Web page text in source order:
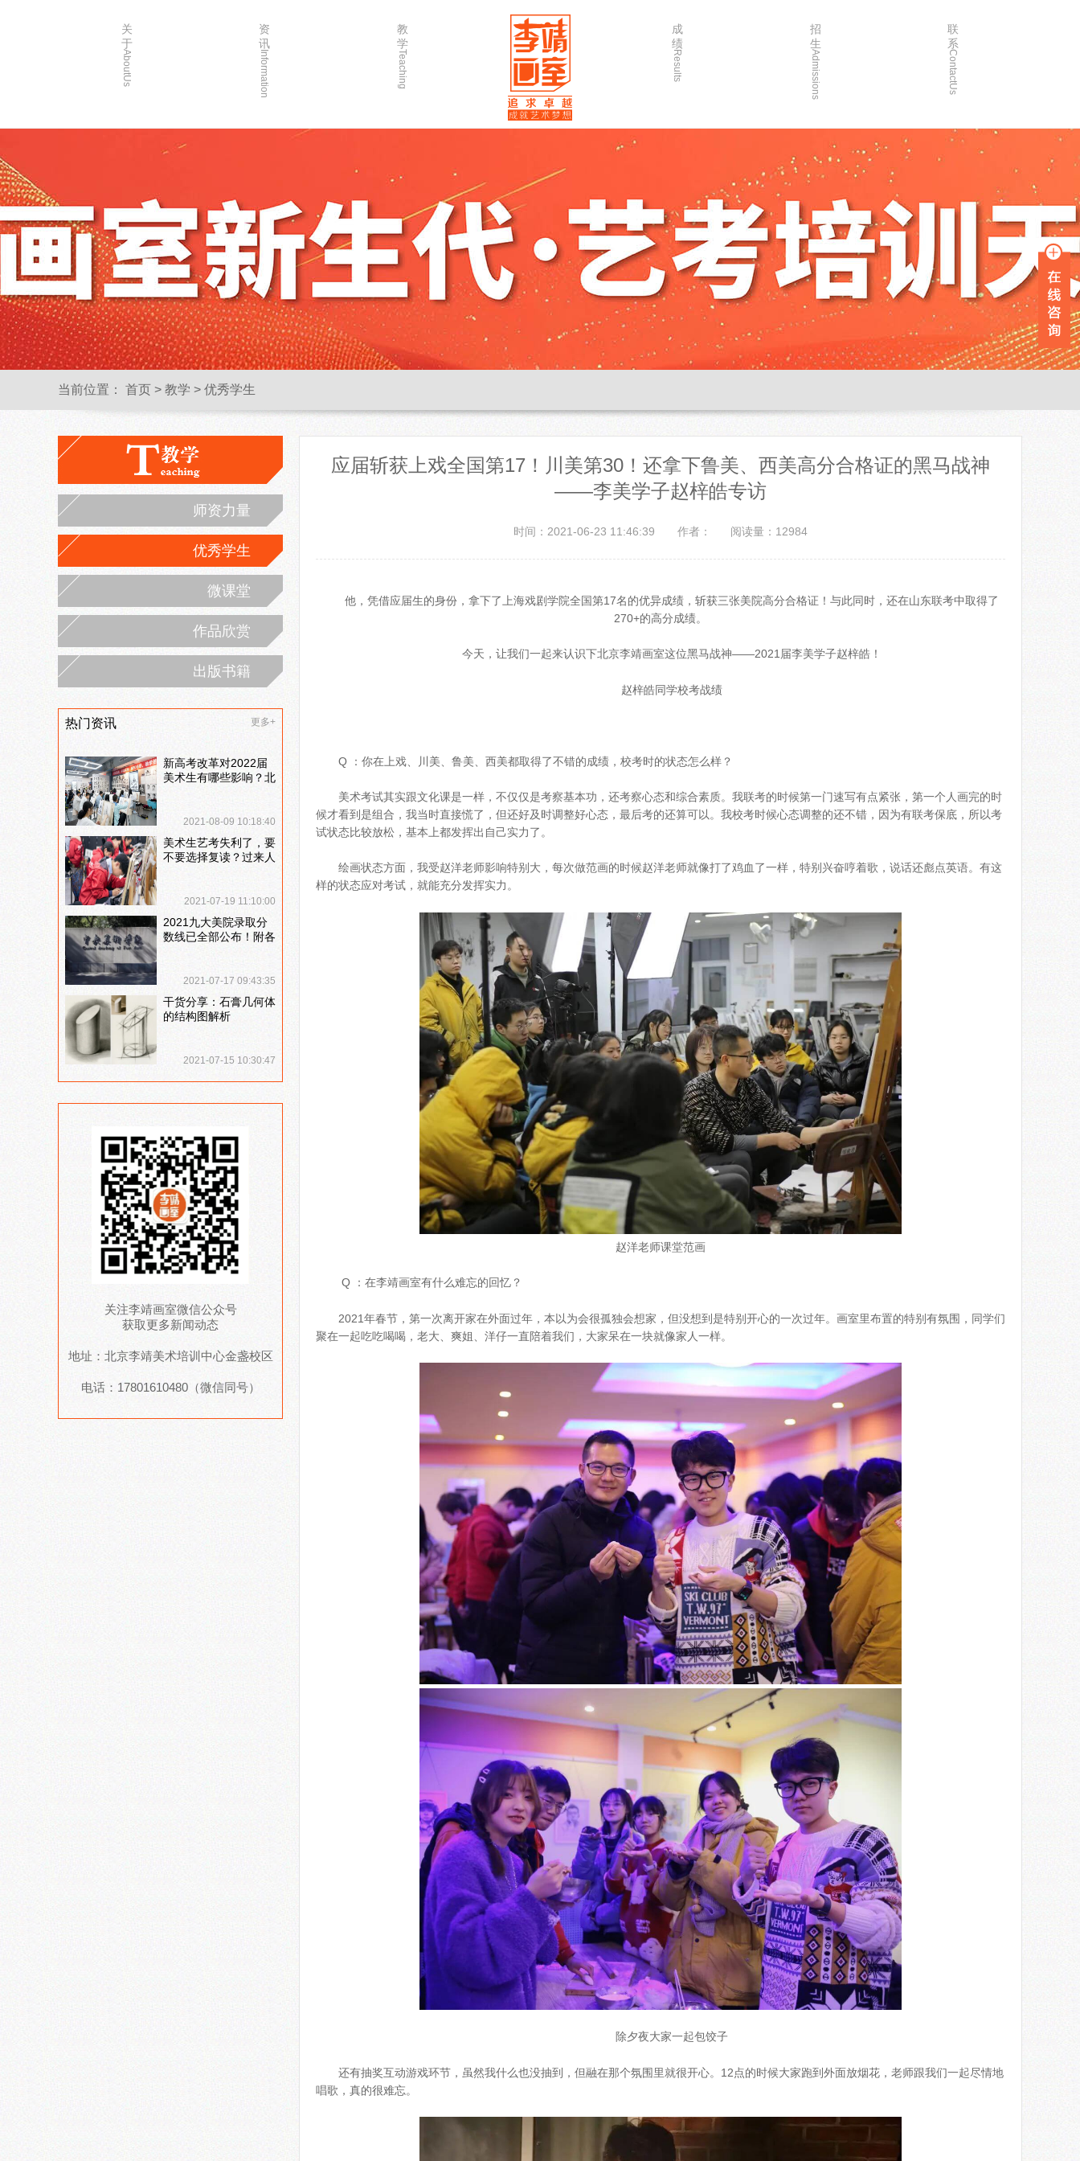
关
于
AboutUs
创始人介绍
资
讯
Information
教
学
Teaching
微课堂
作品欣赏
出版书籍
成
绩
Results
2020年
招
生
Admissions
院校简章
家长沟通
入学指南
联
系
ContactUs
当前位置： 首页 > 教学 > 优秀学生
师资力量
优秀学生
微课堂
作品欣赏
出版书籍
热门资讯 更多+
新高考改革对2022届
美术生有哪些影响？北
2021-08-09 10:18:40
美术生艺考失利了，要
不要选择复读？过来人
2021-07-19 11:10:00
2021九大美院录取分
数线已全部公布！附各
2021-07-17 09:43:35
干货分享：石膏几何体
的结构图解析
2021-07-15 10:30:47
关注李靖画室微信公众号
获取更多新闻动态
地址：北京李靖美术培训中心金盏校区
电话：17801610480（微信同号）
应届斩获上戏全国第17！川美第30！还拿下鲁美、西美高分合格证的黑马战神
——李美学子赵梓皓专访
时间：2021-06-23 11:46:39 作者： 阅读量：12984
他，凭借应届生的身份，拿下了上海戏剧学院全国第17名的优异成绩，斩获三张美院高分合格证！与此同时，还在山东联考中取得了
270+的高分成绩。
今天，让我们一起来认识下北京李靖画室这位黑马战神——2021届李美学子赵梓皓！
赵梓皓同学校考战绩
Q ：你在上戏、川美、鲁美、西美都取得了不错的成绩，校考时的状态怎么样？
美术考试其实跟文化课是一样，不仅仅是考察基本功，还考察心态和综合素质。我联考的时候第一门速写有点紧张，第一个人画完的时
候才看到是组合，我当时直接慌了，但还好及时调整好心态，最后考的还算可以。我校考时候心态调整的还不错，因为有联考保底，所以考
试状态比较放松，基本上都发挥出自己实力了。
绘画状态方面，我受赵洋老师影响特别大，每次做范画的时候赵洋老师就像打了鸡血了一样，特别兴奋哼着歌，说话还彪点英语。有这
样的状态应对考试，就能充分发挥实力。
赵洋老师课堂范画
Q ：在李靖画室有什么难忘的回忆？
2021年春节，第一次离开家在外面过年，本以为会很孤独会想家，但没想到是特别开心的一次过年。画室里布置的特别有氛围，同学们
聚在一起吃吃喝喝，老大、爽姐、洋仔一直陪着我们，大家呆在一块就像家人一样。
除夕夜大家一起包饺子
还有抽奖互动游戏环节，虽然我什么也没抽到，但融在那个氛围里就很开心。12点的时候大家跑到外面放烟花，老师跟我们一起尽情地
唱歌，真的很难忘。